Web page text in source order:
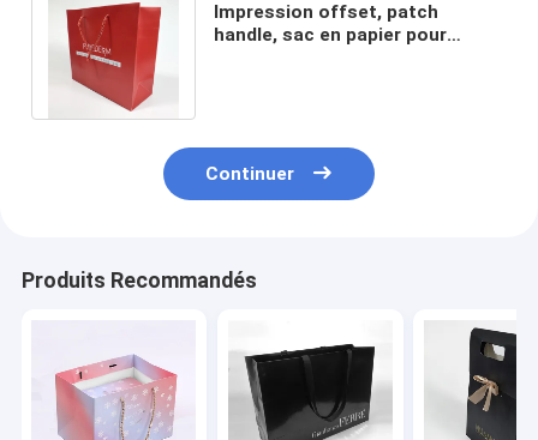
Impression offset, patch
handle, sac en papier pour
Continuer
Produits Recommandés